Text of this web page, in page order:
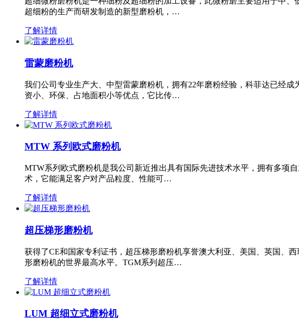
超细粉的生产而研发制造的新型磨粉机，…
了解详情
雷蒙磨粉机
我们公司专业生产大、中型雷蒙磨粉机，拥有22年磨粉经验，科菲达已经
资小、环保、占地面积小等优点，它比传…
了解详情
MTW 系列欧式磨粉机
MTW系列欧式磨粉机是我公司新近推出具有国际先进技术水平，拥有多项
术，它能满足客户对产品粒度、性能可…
了解详情
超压梯形磨粉机
获得了CE和国家专利证书，超压梯形磨粉机享誉澳大利亚、美国、英国、
形磨粉机的世界最高水平。TGM系列超压…
了解详情
LUM 超细立式磨粉机